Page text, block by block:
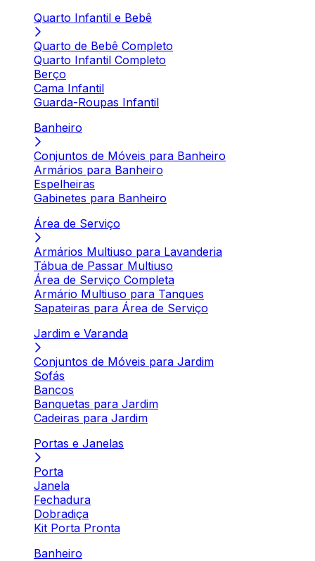
Quarto Infantil e Bebê
Quarto de Bebê Completo
Quarto Infantil Completo
Berço
Cama Infantil
Guarda-Roupas Infantil
Banheiro
Conjuntos de Móveis para Banheiro
Armários para Banheiro
Espelheiras
Gabinetes para Banheiro
Área de Serviço
Armários Multiuso para Lavanderia
Tábua de Passar Multiuso
Área de Serviço Completa
Armário Multiuso para Tanques
Sapateiras para Área de Serviço
Jardim e Varanda
Conjuntos de Móveis para Jardim
Sofás
Bancos
Banquetas para Jardim
Cadeiras para Jardim
Portas e Janelas
Porta
Janela
Fechadura
Dobradiça
Kit Porta Pronta
Banheiro